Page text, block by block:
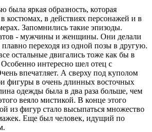
была яркая образность, которая
костюмах, в действиях персонажей и в
Запомнились такие эпизоды.
- мужчины и женщины. Они делали
переходя из одной позы в другую.
остальные двигались тоже как бы в
интересно шел отец с
впечатляет. А сверху под куполом
фигуры в очень длинных восточных
одежды была в два раза больше, чем
веяло мистикой. В конце этого
из фигур стало высыпаться множество
Еще был человек, идущий по